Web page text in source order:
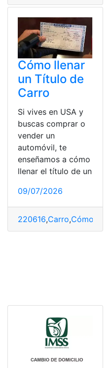
Cómo llenar
un Título de
Carro
Si vives en USA y
buscas comprar o
vender un
automóvil, te
enseñamos a cómo
llenar el título de un
09/07/2026
220616,Carro,Cómo llenar